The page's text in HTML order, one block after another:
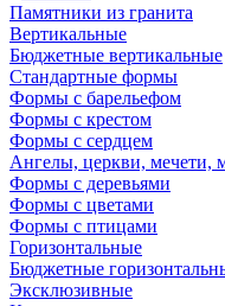
Памятники из гранита
Вертикальные
Бюджетные вертикальные
Стандартные формы
Формы с барельефом
Формы с крестом
Формы с сердцем
Ангелы, церкви, мечети,
Формы с деревьями
Формы с цветами
Формы с птицами
Горизонтальные
Бюджетные
Эксклюзивные